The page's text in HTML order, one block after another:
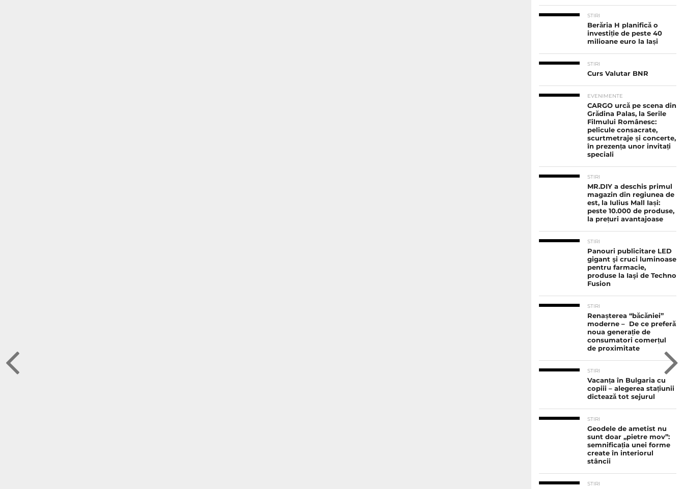
STIRI
Berăria H planifică o
investiție de peste 40
milioane euro la Iași
STIRI
Curs Valutar BNR
EVENIMENTE
CARGO urcă pe scena din
Grădina Palas, la Serile
Filmului Românesc:
pelicule consacrate,
scurtmetraje și concerte,
în prezența unor invitați
speciali
STIRI
MR.DIY a deschis primul
magazin din regiunea de
est, la Iulius Mall Iași:
peste 10.000 de produse,
la prețuri avantajoase
STIRI
Panouri publicitare LED
gigant şi cruci luminoase
pentru farmacie,
produse la Iaşi de Techno
Fusion
STIRI
Renașterea “băcăniei”
moderne – De ce preferă
noua generație de
consumatori comerțul
de proximitate
STIRI
Vacanța în Bulgaria cu
copiii – alegerea stațiunii
dictează tot sejurul
STIRI
Geodele de ametist nu
sunt doar „pietre mov”:
semnificația unei forme
create în interiorul
stâncii
STIRI